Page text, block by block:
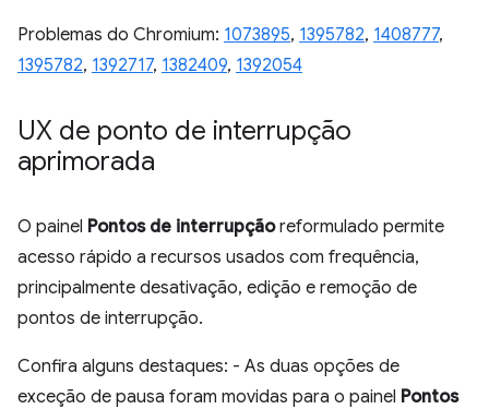
Problemas do Chromium: 1073895, 1395782, 1408777,
1395782, 1392717, 1382409, 1392054
UX de ponto de interrupção
aprimorada
O painel Pontos de interrupçãoreformulado permite
acesso rápido a recursos usados com frequência,
principalmente desativação, edição e remoção de
pontos de interrupção.
Confira alguns destaques: - As duas opções de
exceção de pausa foram movidas para o painel Pontos